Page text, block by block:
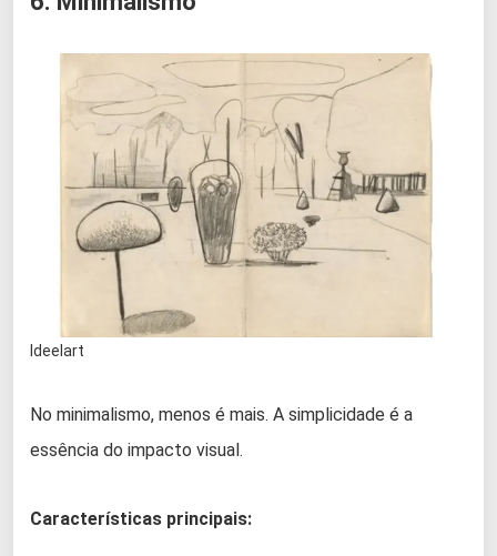
Ideelart
No minimalismo, menos é mais. A simplicidade é a
essência do impacto visual.
Características principais: